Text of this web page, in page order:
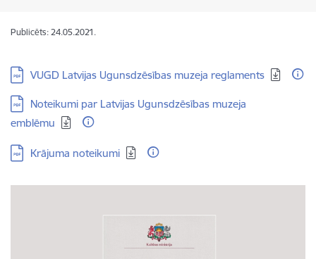
Publicēts: 24.05.2021.
Lejupielādēt:
VUGD Latvijas Ugunsdzēsības muzeja reglaments
Lejupielādēt:
Noteikumi par Latvijas Ugunsdzēsības muzeja
emblēmu
Lejupielādēt:
Krājuma noteikumi